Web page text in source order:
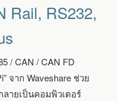
เปลี่ยน
RASPBERRY
INDUSTRIAL
PC
พร้อม
Rail, RS232,
/ CAN / CAN FD
จาก Waveshare ช่วย
ลายเป็นคอมพิวเตอร์